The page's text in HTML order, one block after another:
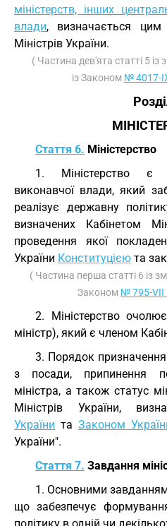
міністерств, інших
влади, визначається
Міністрів України.
( Частина дев'ята статті 5 із
із Законом № 4017-
Стаття 6. Міністерство
1. Міністерство є
виконавчої влади, який
реалізує державну
визначених Кабінетом
проведення якої
України Конституцією та
( Частина перша статті 6 із
Законом № 795-VII
2. Міністерство
міністр), який є членом
3. Порядок
з посади, припинення
міністра, а також статус
Міністрів України,
України та Законом
України".
Стаття 7. Завдання
1. Основними
що забезпечує